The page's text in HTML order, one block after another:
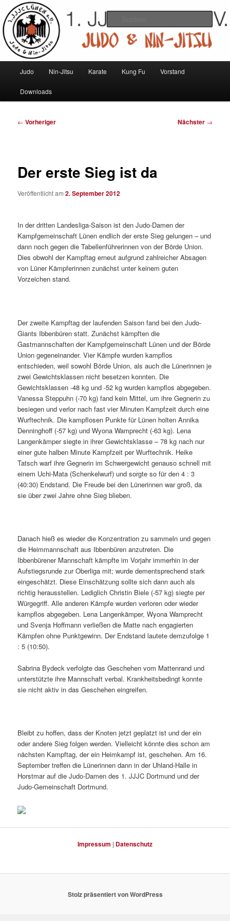
primären
Inhalt
springen1. JJJC Lünen e.V.
Judo und Ninjitsu
Judo Nin-Jitsu Karate Kung Fu Vorstand
Downloads
Beitragsnavigation
← Vorheriger Nächster →
Der erste Sieg ist da
Veröffentlicht am2. September 2012
In der dritten Landesliga-Saison ist den Judo-Damen der
Kampfgemeinschaft Lünen endlich der erste Sieg gelungen – und
dann noch gegen die Tabellenführerinnen von der Börde Union.
Dies obwohl der Kampftag erneut aufgrund zahlreicher Absagen
von Lüner Kämpferinnen zunächst unter keinem guten
Vorzeichen stand.
Der zweite Kampftag der laufenden Saison fand bei den Judo-
Giants Ibbenbüren statt. Zunächst kämpften die
Gastmannschaften der Kampfgemeinschaft Lünen und der Börde
Union gegeneinander. Vier Kämpfe wurden kampflos
entschieden, weil sowohl Börde Union, als auch die Lünerinnen je
zwei Gewichtsklassen nicht besetzen konnten. Die
Gewichtsklassen -48 kg und -52 kg wurden kampflos abgegeben.
Vanessa Steppuhn (-70 kg) fand kein Mittel, um ihre Gegnerin zu
besiegen und verlor nach fast vier Minuten Kampfzeit durch eine
Wurftechnik. Die kampflosen Punkte für Lünen holten Annika
Denninghoff (-57 kg) und Wyona Wamprecht (-63 kg). Lena
Langenkämper siegte in ihrer Gewichtsklasse – 78 kg nach nur
einer gute halben Minute Kampfzeit per Wurftechnik. Heike
Tatsch warf ihre Gegnerin im Schwergewicht genauso schnell mit
einem Uchi-Mata (Schenkelwurf) und sorgte so für den 4 : 3
(40:30) Endstand. Die Freude bei den Lünerinnen war groß, da
sie über zwei Jahre ohne Sieg blieben.
Danach hieß es wieder die Konzentration zu sammeln und gegen
die Heimmannschaft aus Ibbenbüren anzutreten. Die
Ibbenbürener Mannschaft kämpfte im Vorjahr immerhin in der
Aufstiegsrunde zur Oberliga mit; wurde dementsprechend stark
eingeschätzt. Diese Einschätzung sollte sich dann auch als
richtig herausstellen. Lediglich Christin Biele (-57 kg) siegte per
Würgegriff. Alle anderen Kämpfe wurden verloren oder wieder
kampflos abgegeben. Lena Langenkämper, Wyona Wamprecht
und Svenja Hoffmann verließen die Matte nach engagierten
Kämpfen ohne Punktgewinn. Der Endstand lautete demzufolge 1
: 5 (10:50).
Sabrina Bydeck verfolgte das Geschehen vom Mattenrand und
unterstützte ihre Mannschaft verbal. Krankheitsbedingt konnte
sie nicht aktiv in das Geschehen eingreifen.
Bleibt zu hoffen, dass der Knoten jetzt geplatzt ist und der ein
oder andere Sieg folgen werden. Vielleicht könnte dies schon am
nächsten Kampftag, der ein Heimkampf ist, geschehen. Am 16.
September treffen die Lünerinnen dann in der Uhland-Halle in
Horstmar auf die Judo-Damen des 1. JJJC Dortmund und der
Judo-Gemeinschaft Dortmund.
Impressum | Datenschutz
Stolz präsentiert von WordPress